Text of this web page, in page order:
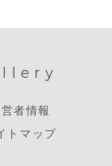
者情報
トマップ